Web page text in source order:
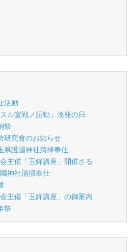
活動
ル宣戦ノ詔勅」渙発の日
祭
研究會のお知らせ
県護國神社清掃奉仕
主催「玉鉾講座」開催さる
神社清掃奉仕
主催「玉鉾講座」の御案內
祭